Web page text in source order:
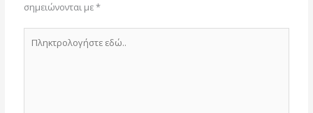
σημειώνονται με*
εδώ..